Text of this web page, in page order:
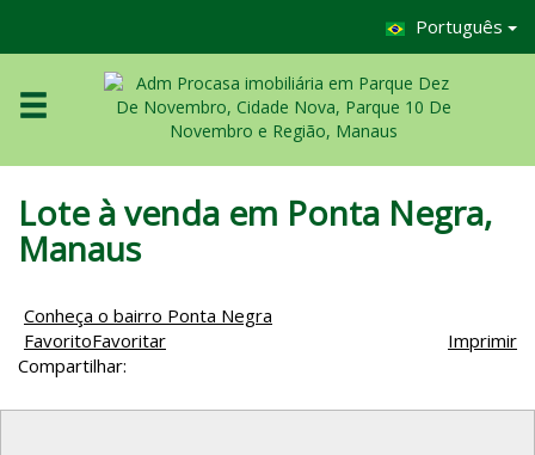
Português
Lote à venda em Ponta Negra,
Manaus
Conheça o bairro Ponta Negra
FavoritoFavoritar
Imprimir
Compartilhar: